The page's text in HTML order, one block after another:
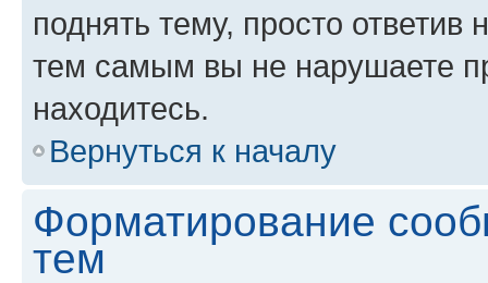
поднять тему, просто ответив
тем самым вы не нарушаете
находитесь.
Вернуться к началу
Форматирование
тем